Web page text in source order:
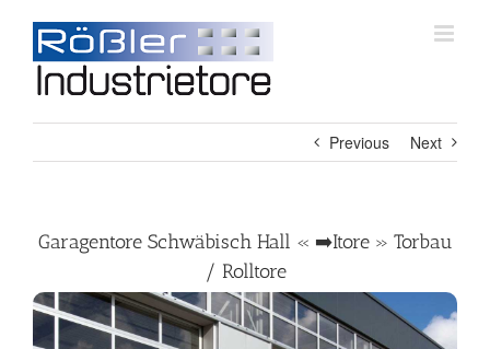
content
Previous Next
Garagentore Schwäbisch Hall « ➡️Itore » Torbau
/ Rolltore